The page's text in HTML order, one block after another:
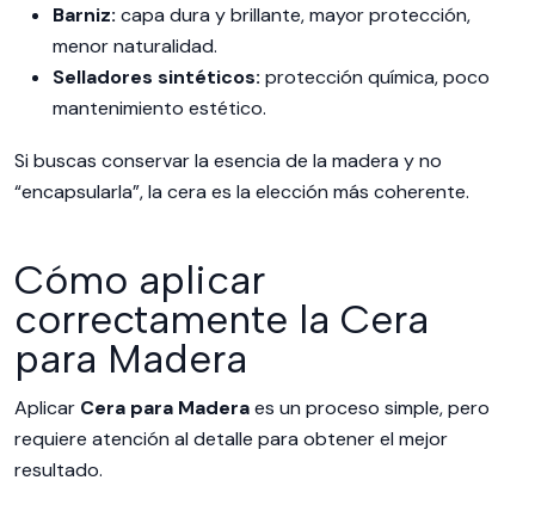
Barniz: capa dura y brillante, mayor protección,
menor naturalidad.
Selladores sintéticos: protección química, poco
mantenimiento estético.
Si buscas conservar la esencia de la madera y no
“encapsularla”, la cera es la elección más coherente.
Cómo aplicar
correctamente la Cera
para Madera
Aplicar Cera para Maderaes un proceso simple, pero
requiere atención al detalle para obtener el mejor
resultado.